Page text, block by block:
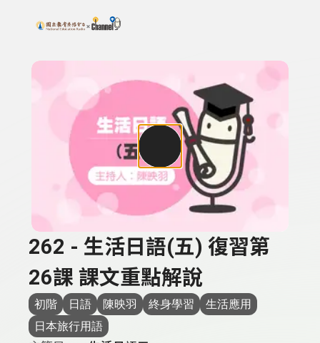
上方功能區塊
搜尋關鍵字：可輸入節目名稱、主持人或關鍵字
262 - 生活日語(五) 復習第
26課 課文重點解說
初階 日語 陳映羽 終身學習
生活應用
日本旅行用語